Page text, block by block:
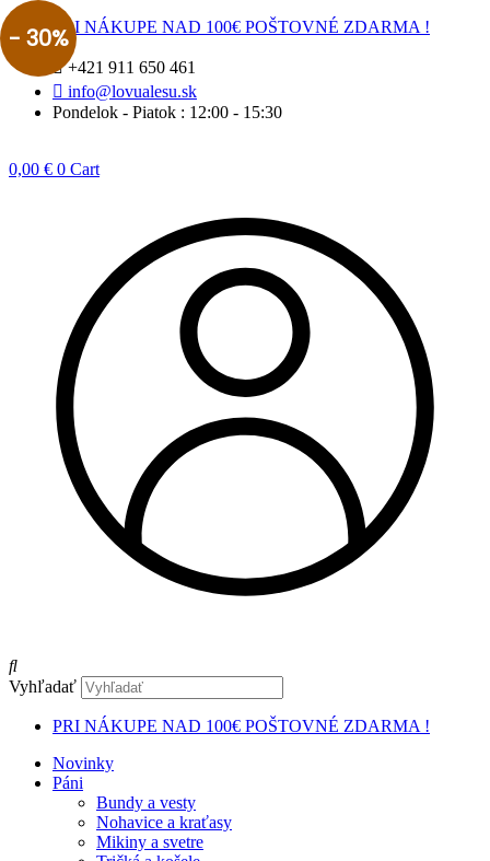
Preskočiť
na
obsah
PRI NÁKUPE NAD 100€ POŠTOVNÉ ZDARMA !
+421 911 650 461
info@lovualesu.sk
Pondelok - Piatok : 12:00 - 15:30
0,00 € 0 Cart
Vyhľadať
PRI NÁKUPE NAD 100€ POŠTOVNÉ ZDARMA !
Novinky
Páni
Bundy a vesty
Nohavice a kraťasy
Mikiny a svetre
- 30%